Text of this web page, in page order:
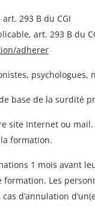
293 B du CGI
art. 293 B du
adherer
psychologues,
base de la surdité
site Internet ou
formation.
1 mois avant
Les
d’annulation